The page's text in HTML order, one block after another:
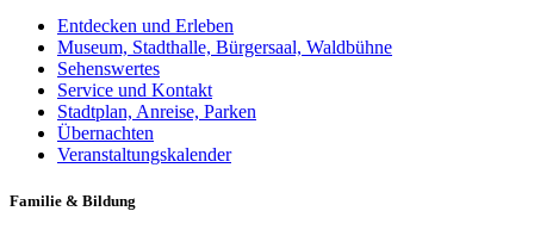
Entdecken und Erleben
Museum, Stadthalle, Bürgersaal, Waldbühne
Sehenswertes
Service und Kontakt
Stadtplan, Anreise, Parken
Übernachten
Veranstaltungskalender
Familie & Bildung